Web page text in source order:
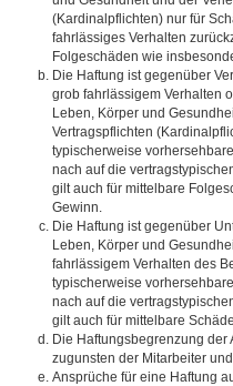
(Kardinalpflichten) nur für
fahrlässiges Verhalten
Folgeschäden wie
Die Haftung ist gegenüber
grob fahrlässigem Verhalten
Leben, Körper und
Vertragspflichten
typischerweise
nach auf die
gilt auch für mittelbare
Gewinn.
Die Haftung ist gegenüber
Leben, Körper und
fahrlässigem Verhalten des
typischerweise
nach auf die
gilt auch für mittelbare
Die Haftungsbegrenzung der
zugunsten der Mitarbeiter
Ansprüche für eine Haftung